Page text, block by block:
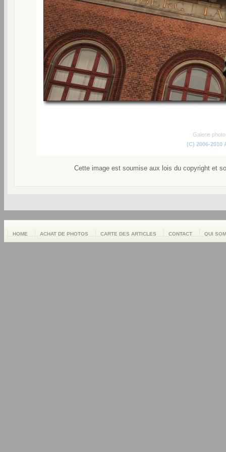
Galerie
(C) 2006-2010
Cette image est soumise aux lois du copyright et
HOME ACHAT DE PHOTOS CARTE DES ARTICLES CONTACT QUI